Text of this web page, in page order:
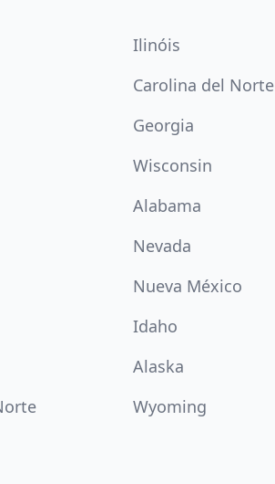
Ilinóis
Carolina del Norte
Georgia
Wisconsin
Alabama
Nevada
Nueva México
Idaho
Alaska
Wyoming